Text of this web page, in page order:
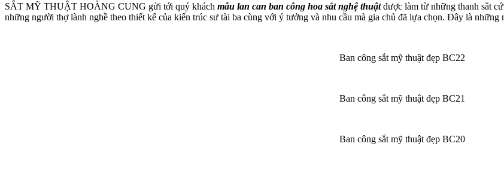
SẮT MỸ THUẬT HOÀNG CUNG gửi tới quý khách mẫu lan can ban công hoa sắt nghệ thuậtđược làm từ những thanh sắt
những người thợ lành nghề theo thiết kế của kiến trúc sư tài ba cùng với ý tưởng và nhu cầu mà gia chủ đã lựa chọn. Đây là
Ban công sắt mỹ thuật đẹp BC22
Ban công sắt mỹ thuật đẹp BC21
Ban công sắt mỹ thuật đẹp BC20